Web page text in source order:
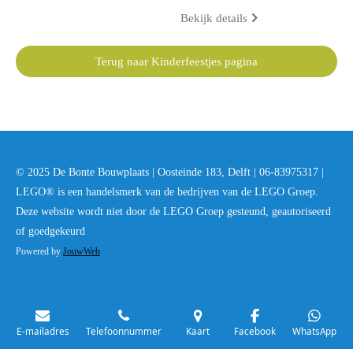
Bekijk details
Terug naar Kinderfeestjes pagina
© 2025 De Bonte Bouwplaats | Oosteinde 183, Delft | 06-83975317 |
LEGO® is een handelsmerk van de bedrijven van de LEGO Groep.
Deze website wordt niet door de LEGO Groep gesteund, geautoriseerd
of goedgekeurd
Powered by JouwWeb
E-mailadres Telefoonnummer Kaart Facebook WhatsApp